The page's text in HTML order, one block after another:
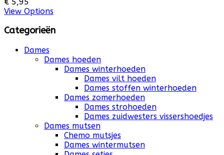
View Options
Categorieën
Dames
Dames hoeden
Dames winterhoeden
Dames vilt hoeden
Dames stoffen winterhoeden
Dames zomerhoeden
Dames strohoeden
Dames zuidwesters vissershoedjes
Dames mutsen
Chemo mutsjes
Dames wintermutsen